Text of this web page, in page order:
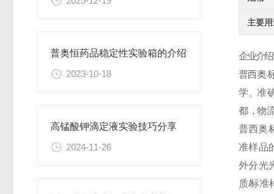
普奥恒药品稳定性实验箱的介绍
2023-10-18
高锰酸钾滴定液实验技巧分享
2024-11-26
主要
企业介绍:
普西奥
学 、准
都 ，物
普西奥
准样品
外 分 光
质/标 准